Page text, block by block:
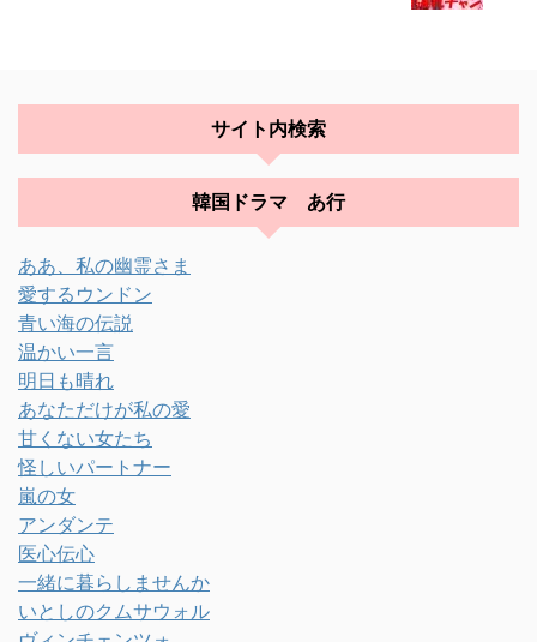
サイト内検索
韓国ドラマ あ行
ああ、私の幽霊さま
愛するウンドン
青い海の伝説
温かい一言
明日も晴れ
あなただけが私の愛
甘くない女たち
怪しいパートナー
嵐の女
アンダンテ
医心伝心
一緒に暮らしませんか
いとしのクムサウォル